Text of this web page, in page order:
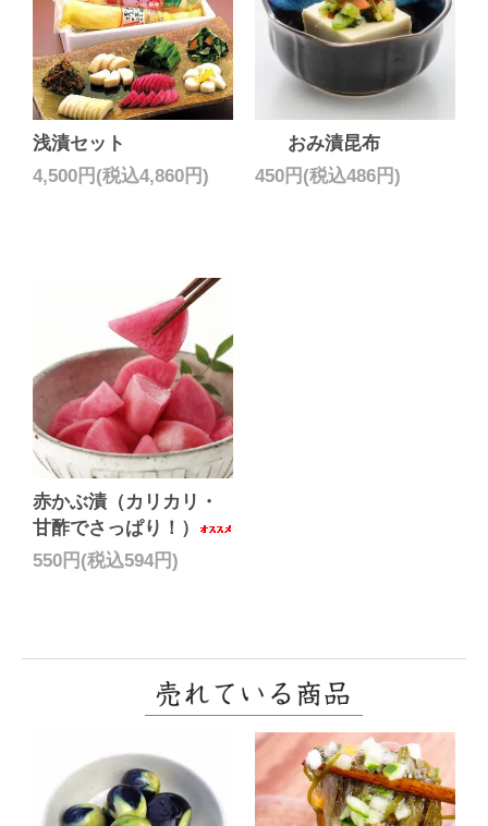
浅漬セット
4,500円(税込4,860円)
おみ漬昆布
450円(税込486円)
赤かぶ漬（カリカリ・
甘酢でさっぱり！）
550円(税込594円)